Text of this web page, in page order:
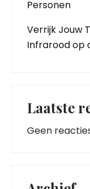
Personen
Verrijk Jouw
Infrarood op
Laatste
Geen